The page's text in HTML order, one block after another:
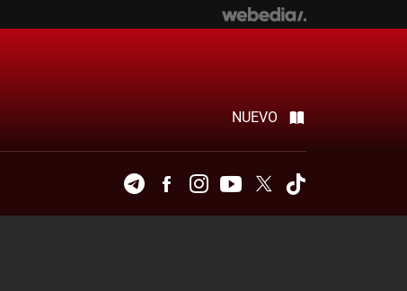
NUEVO
TelegramFacebookInstagramYoutubeTwitter